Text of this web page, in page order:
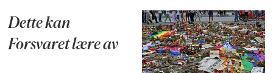
Dette kan
Forsvaret lære av